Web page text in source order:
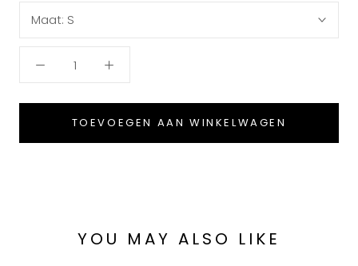
Maat: S
TOEVOEGEN AAN WINKELWAGEN
YOU MAY ALSO LIKE